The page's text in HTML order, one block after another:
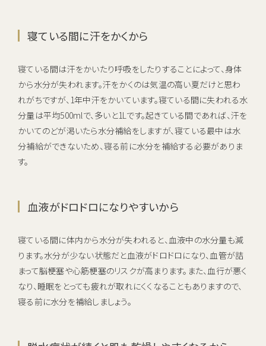
寝ている間に汗をかくから
寝ている間は汗をかいたり呼吸をしたりすることによって、身体
から水分が失われます。汗をかくのは気温の高い夏だけと思わ
れがちですが、1年中汗をかいています。寝ている間に失われる水
分量は平均500mlで、多いと1Lです。起きている間であれば、汗を
かいてのどが渇いたら水分補給をしますが、寝ている最中は水
分補給ができないため、寝る前に水分を補給する必要がありま
す。
血液がドロドロになりやすいから
寝ている間に体内から水分が失われると、血液中の水分量も減
ります。水分が少ない状態だと血液がドロドロになり、血管が詰
まって脳梗塞や心筋梗塞のリスクが高まります。また、血行が悪く
なり、睡眠をとっても疲れが取れにくくなることもありますので、
寝る前に水分を補給しましょう。